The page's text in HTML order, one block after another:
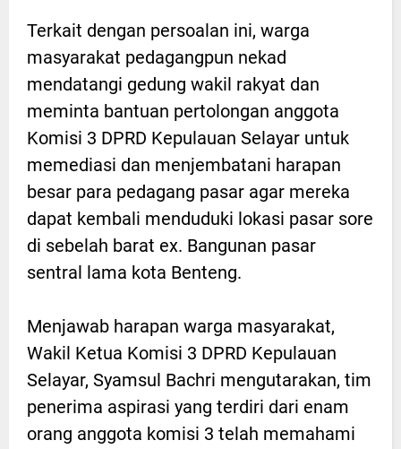
Terkait dengan persoalan ini, warga
masyarakat pedagangpun nekad
mendatangi gedung wakil rakyat dan
meminta bantuan pertolongan anggota
Komisi 3 DPRD Kepulauan Selayar untuk
memediasi dan menjembatani harapan
besar para pedagang pasar agar mereka
dapat kembali menduduki lokasi pasar sore
di sebelah barat ex. Bangunan pasar
sentral lama kota Benteng.
Menjawab harapan warga masyarakat,
Wakil Ketua Komisi 3 DPRD Kepulauan
Selayar, Syamsul Bachri mengutarakan, tim
penerima aspirasi yang terdiri dari enam
orang anggota komisi 3 telah memahami